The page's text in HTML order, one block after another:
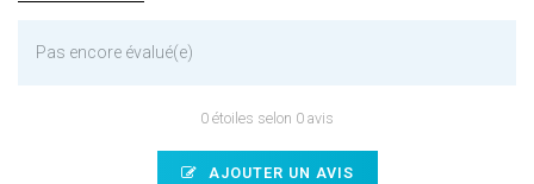
Pas encore évalué(e)
0 étoiles selon 0 avis
AJOUTER UN AVIS